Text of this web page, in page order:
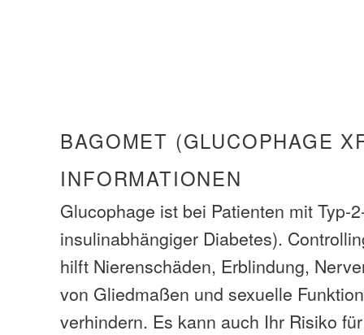
BAGOMET (GLUCOPHAGE
INFORMATIONEN
Glucophage ist bei Patienten mit Typ-
insulinabhängiger Diabetes).
hilft Nierenschäden, Erblindung,
von Gliedmaßen und sexuelle
verhindern. Es kann auch Ihr Risiko